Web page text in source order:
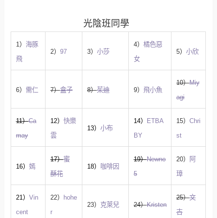
光陰班同學
1） 海豚
飛
2） 97 3） 小莎
4） 橘色惡
女
5） 小欣
6） 需仁 7）盒子 8）茱迪 9） 飛小魚
10）Miy
agi
11）Ca
may
12） 快樂
雲
13） 小布
14）
ETBA
BY
15） Chri
st
16） 嫣
17）蜜
酥花
18） 咖啡因
19）Newno
5
20）
阿
璋
21） Vin
cent
22）
hohe
r
23） 克萊兒 24）Kristen
25）文
吉